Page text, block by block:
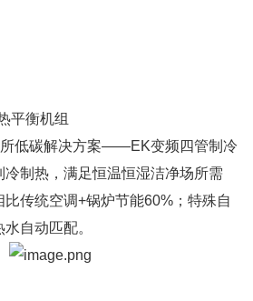
平衡机组
所低碳解决方案——EK变频四管制冷
制热，满足恒温恒湿洁净场所需
传统空调+锅炉节能60%；特殊自
自动匹配。